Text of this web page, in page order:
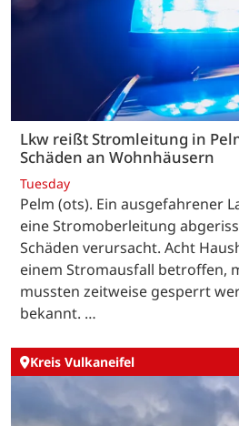
Lkw reißt Stromleitung in
Schäden an Wohnhäusern
Tuesday
Pelm (ots). Ein ausgefahrener
eine Stromoberleitung
Schäden verursacht. Acht
einem Stromausfall betroffen,
mussten zeitweise gesperrt
bekannt. …
Kreis Vulkaneifel